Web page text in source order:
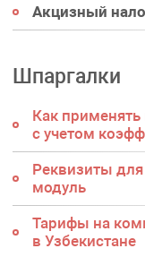
Акцизный
Шпаргалки
Как
с учетом
Реквизиты
модуль
Тарифы на
в Узбекистане